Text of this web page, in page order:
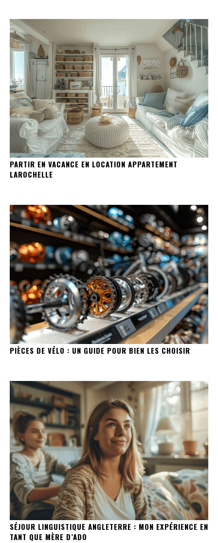
PARTIR EN VACANCE EN LOCATION APPARTEMENT
LAROCHELLE
PIÈCES DE VÉLO : UN GUIDE POUR BIEN LES CHOISIR
SÉJOUR LINGUISTIQUE ANGLETERRE : MON EXPÉRIENCE EN
TANT QUE MÈRE D’ADO